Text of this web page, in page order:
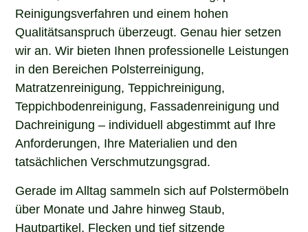
Reinigungsverfahren und einem hohen
Qualitätsanspruch überzeugt. Genau hier setzen
wir an. Wir bieten Ihnen professionelle Leistungen
in den Bereichen Polsterreinigung,
Matratzenreinigung, Teppichreinigung,
Teppichbodenreinigung, Fassadenreinigung und
Dachreinigung – individuell abgestimmt auf Ihre
Anforderungen, Ihre Materialien und den
tatsächlichen Verschmutzungsgrad.
Gerade im Alltag sammeln sich auf Polstermöbeln
über Monate und Jahre hinweg Staub,
Hautpartikel, Flecken und tief sitzende